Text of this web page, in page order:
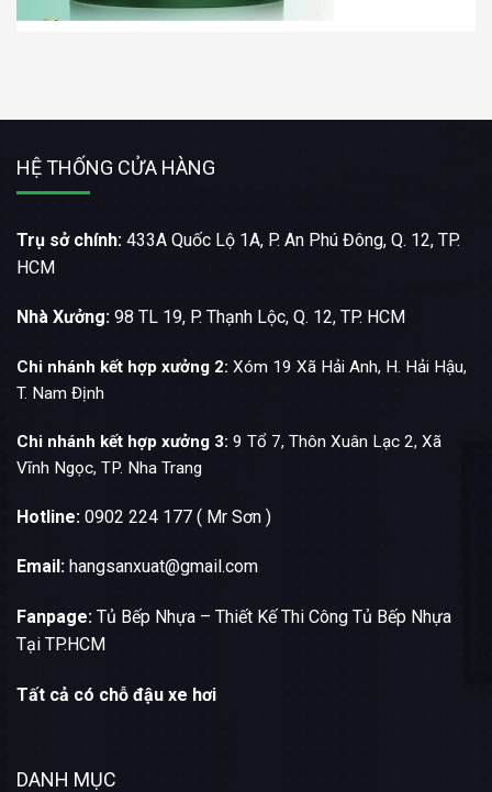
HỆ THỐNG CỬA HÀNG
Trụ sở chính: 433A Quốc Lộ 1A, P. An Phú Đông, Q. 12, TP.
HCM
Nhà Xưởng: 98 TL 19, P. Thạnh Lộc, Q. 12, TP. HCM
Chi nhánh kết hợp xưởng 2: Xóm 19 Xã Hải Anh, H. Hải Hậu,
T. Nam Định
Chi nhánh kết hợp xưởng 3: 9 Tổ 7, Thôn Xuân Lạc 2, Xã
Vĩnh Ngọc, TP. Nha Trang
Hotline: 0902 224 177 ( Mr Sơn )
Email: hangsanxuat@gmail.com
Fanpage: Tủ Bếp Nhựa – Thiết Kế Thi Công Tủ Bếp Nhựa
Tại TP.HCM
Tất cả có chỗ đậu xe hơi
DANH MỤC